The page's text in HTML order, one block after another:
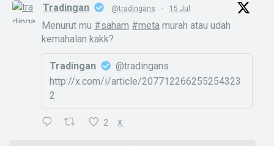
Tradingan @tradingans · 15 Jul
Menurut mu #saham #meta murah atau udah
kemahalan kakk?
Tradingan
@tradingans
http://x.com/i/article/207712266255254323
2
2 X